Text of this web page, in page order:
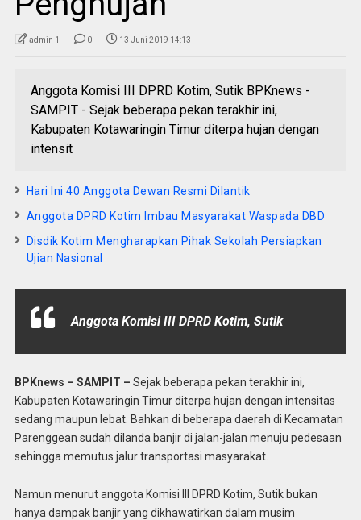
admin 1 0 13 Juni 2019 14:13
Anggota Komisi III DPRD Kotim, Sutik BPKnews -
SAMPIT - Sejak beberapa pekan terakhir ini,
Kabupaten Kotawaringin Timur diterpa hujan dengan
intensit
Hari Ini 40 Anggota Dewan Resmi Dilantik
Anggota DPRD Kotim Imbau Masyarakat Waspada DBD
Disdik Kotim Mengharapkan Pihak Sekolah Persiapkan
Ujian Nasional
Anggota Komisi III DPRD Kotim, Sutik
BPKnews – SAMPIT – Sejak beberapa pekan terakhir ini,
Kabupaten Kotawaringin Timur diterpa hujan dengan intensitas
sedang maupun lebat. Bahkan di beberapa daerah di Kecamatan
Parenggean sudah dilanda banjir di jalan-jalan menuju pedesaan
sehingga memutus jalur transportasi masyarakat.
Namun menurut anggota Komisi III DPRD Kotim, Sutik bukan
hanya dampak banjir yang dikhawatirkan dalam musim